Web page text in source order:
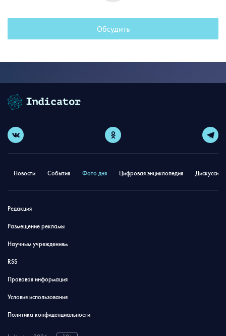
Обсудить
Новости События Фото дня Цифровая энциклопедия
Редакция
Размещение рекламы
Научным учреждениям
RSS
Правовая информация
Условия использования
Политика конфиденциальности